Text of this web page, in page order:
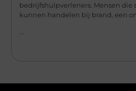
bedrijfshulpverleners. Mensen die
kunnen handelen bij brand, een